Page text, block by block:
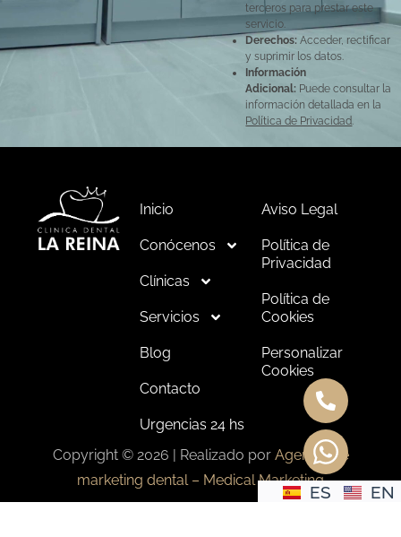
terceros para prestar este
servicio.
Derechos: Acceder, rectificar
y suprimir los datos.
Información
Adicional: Puede consultar la
información detallada en la
Política de Privacidad.
Inicio
Conócenos
Clínicas
Servicios
Blog
Contacto
Urgencias 24 hs
Aviso Legal
Política de
Privacidad
Política de
Cookies
Personalizar
Cookies
ES EN
Copyright © 2026 | Realizado por Agencia de
marketing dental – Medical Marketing